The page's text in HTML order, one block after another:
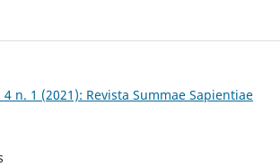
4 n. 1 (2021): Revista Summae Sapientiae